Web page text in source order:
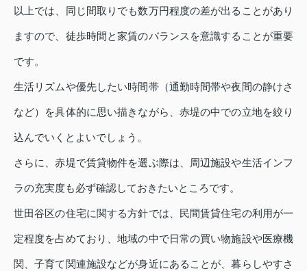
以上では、同じ間取りでも数万円程度の差が出ることがあり
ますので、徒歩時間と家賃のバランスを意識することが重要
です。
生活リズムや優先したい時間帯（通勤時間帯や夜間の静けさ
など）を具体的に思い描きながら、赤堤の中での立地を絞り
込んでいくとよいでしょう。
さらに、赤堤で賃貸物件を選ぶ際は、周辺施設や生活インフ
ラの充実度も必ず確認しておきたいところです。
世田谷区の住宅に関する方針では、民間賃貸住宅の利用が一
定程度を占めており、地域の中で日常の買い物施設や医療機
関、子育て関連施設などが身近にあることが、暮らしやすさ